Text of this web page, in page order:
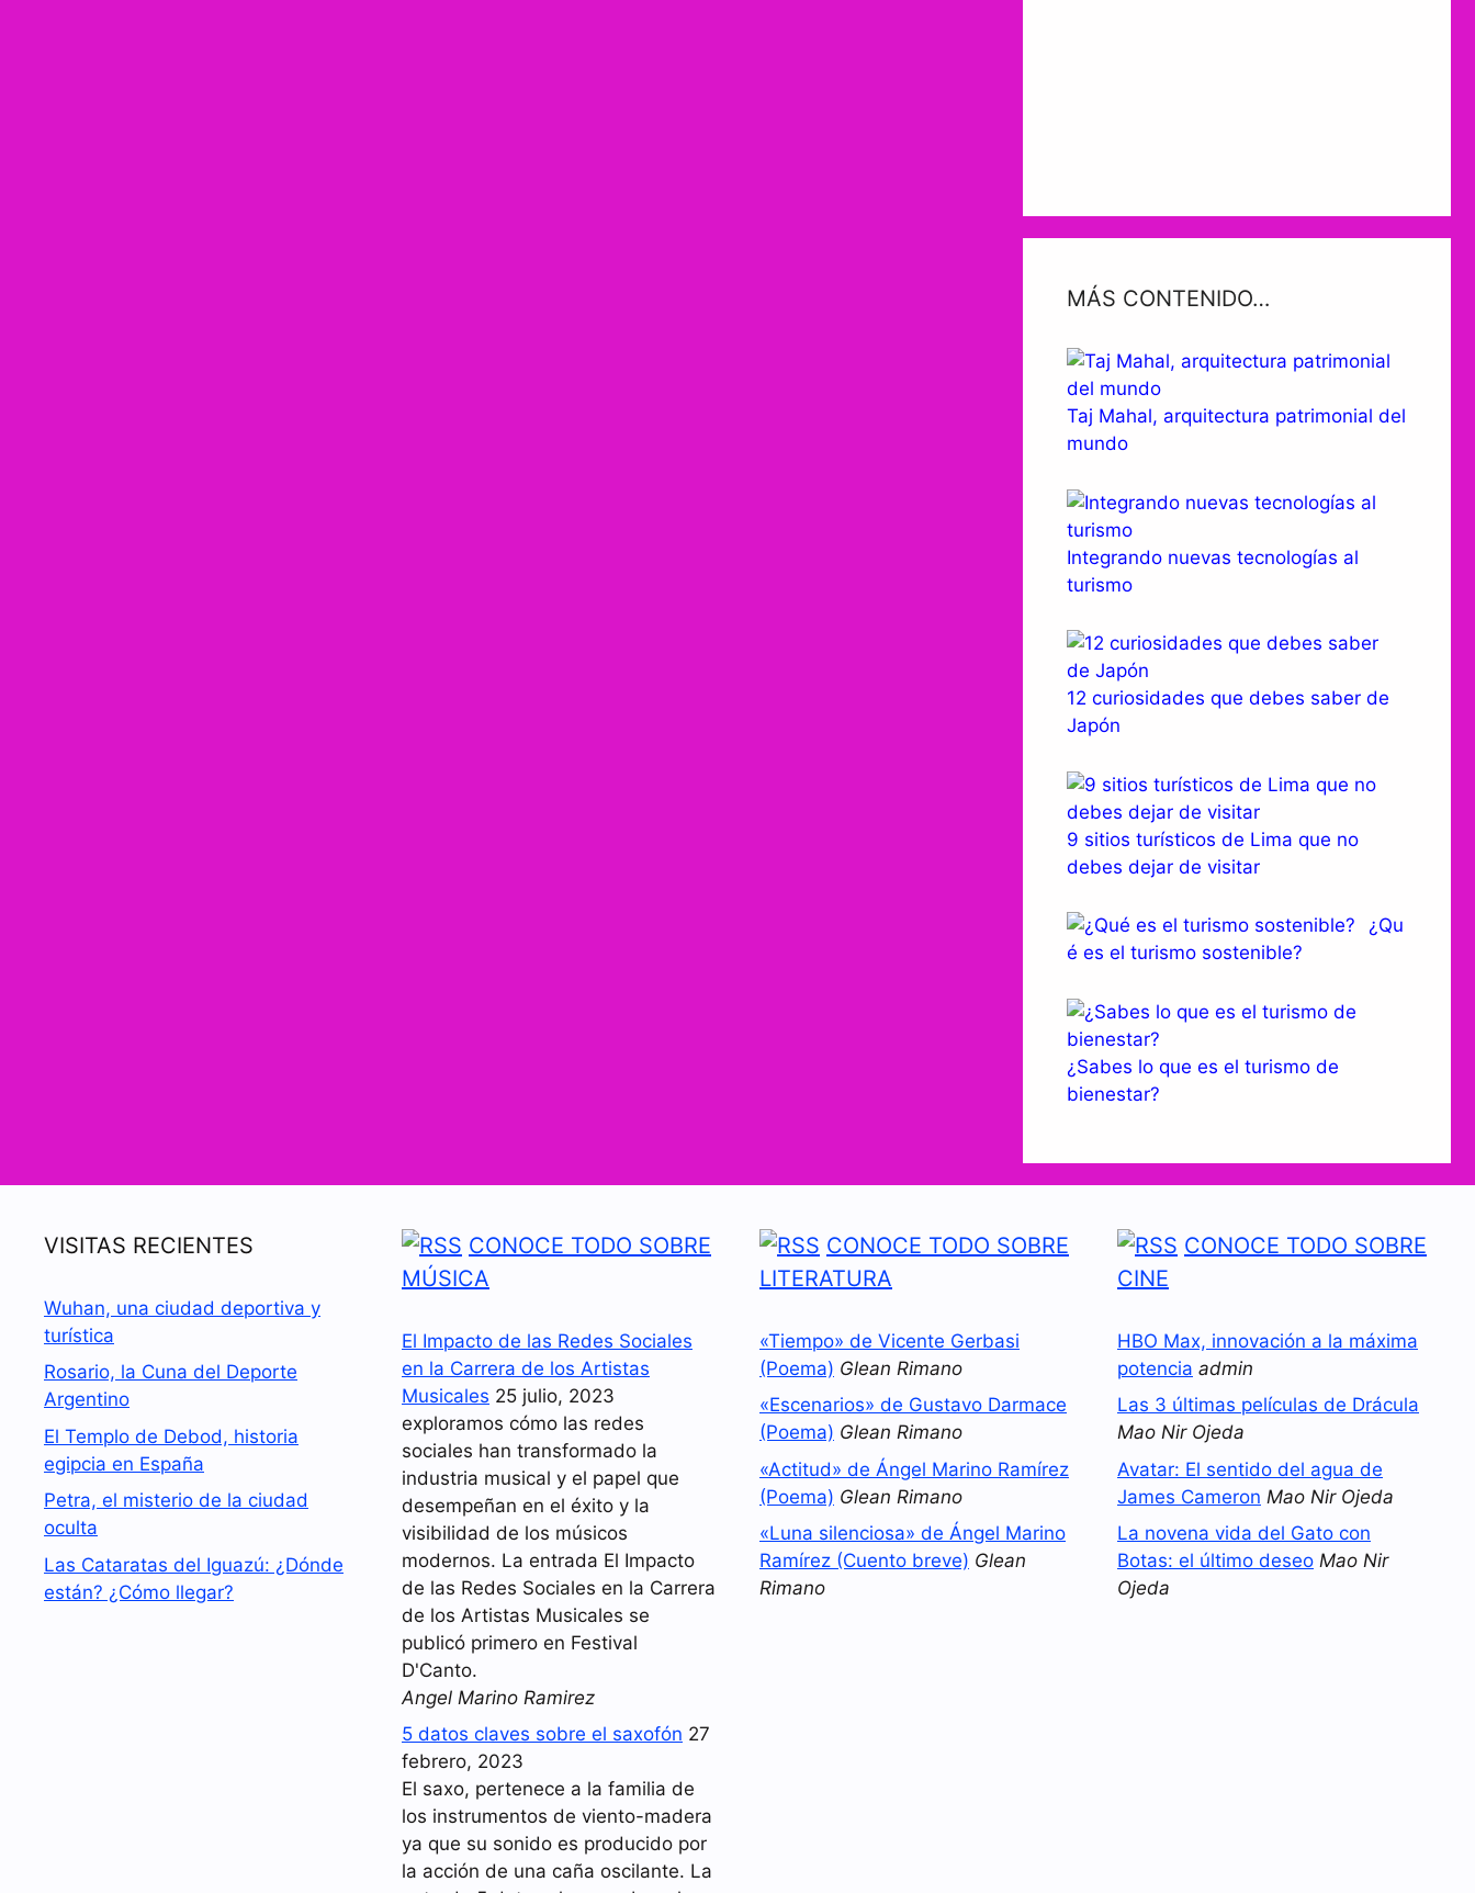
MÁS CONTENIDO…
Taj Mahal, arquitectura patrimonial del
mundo
Integrando nuevas tecnologías al
turismo
12 curiosidades que debes saber de
Japón
9 sitios turísticos de Lima que no
debes dejar de visitar
¿Qu
é es el turismo sostenible?
¿Sabes lo que es el turismo de
bienestar?
VISITAS RECIENTES
Wuhan, una ciudad deportiva y
turística
Rosario, la Cuna del Deporte
Argentino
El Templo de Debod, historia
egipcia en España
Petra, el misterio de la ciudad
oculta
Las Cataratas del Iguazú: ¿Dónde
están? ¿Cómo llegar?
CONOCE TODO SOBRE
MÚSICA
El Impacto de las Redes Sociales
en la Carrera de los Artistas
Musicales 25 julio, 2023
exploramos cómo las redes
sociales han transformado la
industria musical y el papel que
desempeñan en el éxito y la
visibilidad de los músicos
modernos. La entrada El Impacto
de las Redes Sociales en la Carrera
de los Artistas Musicales se
publicó primero en Festival
D'Canto.
Angel Marino Ramirez
5 datos claves sobre el saxofón 27
febrero, 2023
El saxo, pertenece a la familia de
los instrumentos de viento-madera
ya que su sonido es producido por
la acción de una caña oscilante. La
CONOCE TODO SOBRE
LITERATURA
«Tiempo» de Vicente Gerbasi
(Poema) Glean Rimano
«Escenarios» de Gustavo Darmace
(Poema) Glean Rimano
«Actitud» de Ángel Marino Ramírez
(Poema) Glean Rimano
«Luna silenciosa» de Ángel Marino
Ramírez (Cuento breve) Glean
Rimano
CONOCE TODO SOBRE
CINE
HBO Max, innovación a la máxima
potencia admin
Las 3 últimas películas de Drácula
Mao Nir Ojeda
Avatar: El sentido del agua de
James Cameron Mao Nir Ojeda
La novena vida del Gato con
Botas: el último deseo Mao Nir
Ojeda